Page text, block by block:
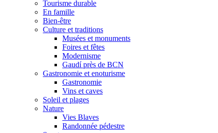
Tourisme durable
En famille
Bien-être
Culture et traditions
Musées et monuments
Foires et fêtes
Modernisme
Gaudí près de BCN
Gastronomie et enoturisme
Gastronomie
Vins et caves
Soleil et plages
Nature
Vies Blaves
Randonnée pédestre